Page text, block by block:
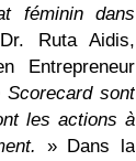
féminin dans
Ruta Aidis,
Entrepreneur
sont
les actions à
» Dans la